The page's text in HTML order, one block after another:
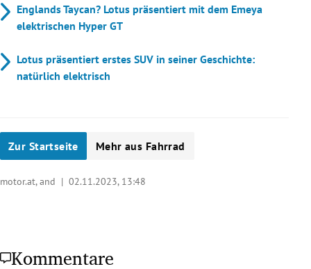
Englands Taycan? Lotus präsentiert mit dem Emeya
elektrischen Hyper GT
Lotus präsentiert erstes SUV in seiner Geschichte:
natürlich elektrisch
Zur Startseite Mehr aus Fahrrad
motor.at, and | 02.11.2023, 13:48
Kommentare